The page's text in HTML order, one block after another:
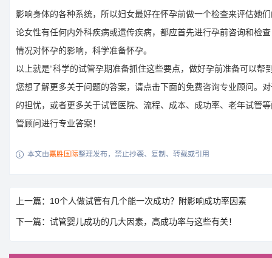
影响身体的各种系统，所以妇女最好在怀孕前做一个检查来评估她
论女性有任何内外科疾病或遗传疾病，都应首先进行孕前咨询和检
情况对怀孕的影响，科学准备怀孕。
以上就是“科学的试管孕期准备抓住这些要点，做好孕前准备可以帮
您想了解更多关于问题的答案，请点击下面的免费咨询专业顾问。
的担忧，或者更多关于试管医院、流程、成本、成功率、老年试管
管顾问进行专业答案！
 本文由嘉胜国际整理发布，禁止抄袭、复制、转载或引用
上一篇：10个人做试管有几个能一次成功？附影响成功率因素
下一篇：试管婴儿成功的几大因素，高成功率与这些有关！